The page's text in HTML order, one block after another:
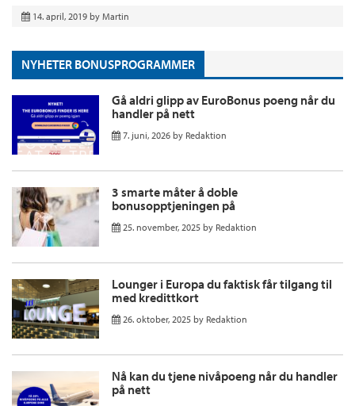
14. april, 2019 by Martin
NYHETER BONUSPROGRAMMER
Gå aldri glipp av EuroBonus poeng når du
handler på nett
7. juni, 2026 by Redaktion
3 smarte måter å doble
bonusopptjeningen på
25. november, 2025 by Redaktion
Lounger i Europa du faktisk får tilgang til
med kredittkort
26. oktober, 2025 by Redaktion
Nå kan du tjene nivåpoeng når du handler
på nett